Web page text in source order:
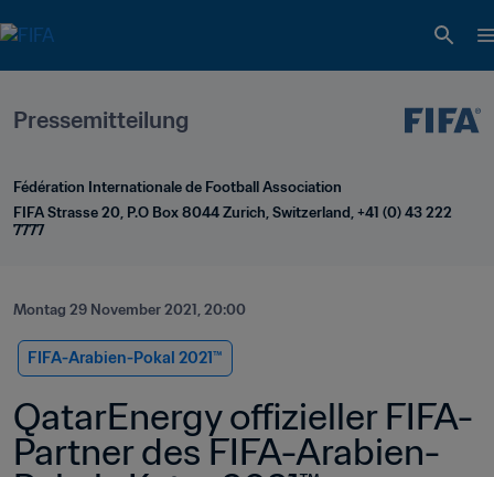
Pressemitteilung
Fédération Internationale de Football Association
FIFA Strasse 20, P.O Box 8044 Zurich, Switzerland, +41 (0) 43 222
7777
Montag 29 November 2021, 20:00
FIFA-Arabien-Pokal 2021™️
QatarEnergy offizieller FIFA-
Partner des FIFA-Arabien-